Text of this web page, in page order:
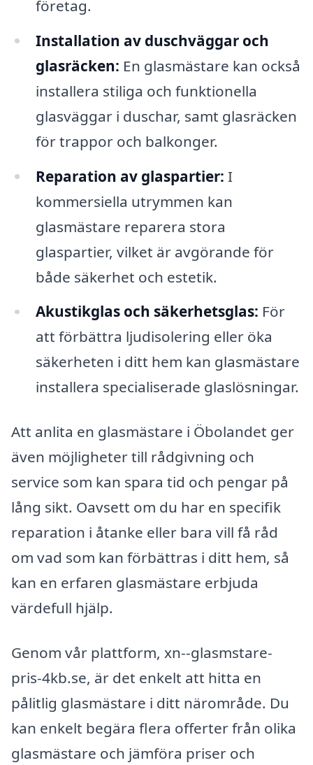
företag.
Installation av duschväggar och
glasräcken: En glasmästare kan också
installera stiliga och funktionella
glasväggar i duschar, samt glasräcken
för trappor och balkonger.
Reparation av glaspartier: I
kommersiella utrymmen kan
glasmästare reparera stora
glaspartier, vilket är avgörande för
både säkerhet och estetik.
Akustikglas och säkerhetsglas: För
att förbättra ljudisolering eller öka
säkerheten i ditt hem kan glasmästare
installera specialiserade glaslösningar.
Att anlita en glasmästare i Öbolandet ger
även möjligheter till rådgivning och
service som kan spara tid och pengar på
lång sikt. Oavsett om du har en specifik
reparation i åtanke eller bara vill få råd
om vad som kan förbättras i ditt hem, så
kan en erfaren glasmästare erbjuda
värdefull hjälp.
Genom vår plattform, xn--glasmstare-
pris-4kb.se, är det enkelt att hitta en
pålitlig glasmästare i ditt närområde. Du
kan enkelt begära flera offerter från olika
glasmästare och jämföra priser och